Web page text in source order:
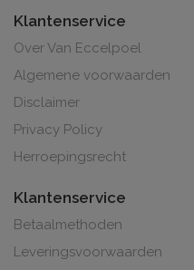
Klantenservice
Over Van Eccelpoel
Algemene voorwaarden
Disclaimer
Privacy Policy
Herroepingsrecht
Klantenservice
Betaalmethoden
Leveringsvoorwaarden